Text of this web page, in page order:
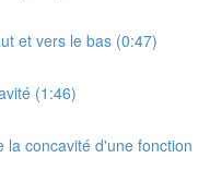
et vers le bas (0:47)
(1:46)
la concavité d'une fonction